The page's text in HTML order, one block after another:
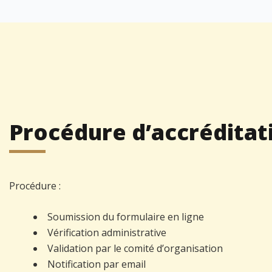
Procédure
Procédure :
Soumission du formulaire en ligne
Vérification administrative
Validation par le comité d’organisation
Notification par email